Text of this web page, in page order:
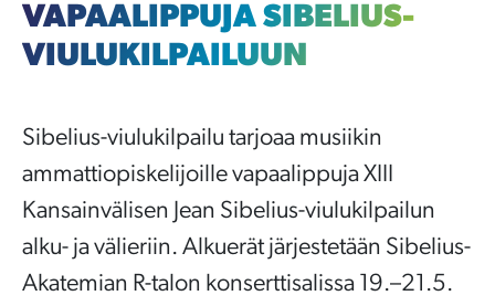
VAPAALIPPUJA SIBELIUS-
VIULUKILPAILUUN
Sibelius-viulukilpailu tarjoaa musiikin
ammattiopiskelijoille vapaalippuja XIII
Kansainvälisen Jean Sibelius-viulukilpailun
alku- ja välieriin. Alkuerät järjestetään Sibelius-
Akatemian R-talon konserttisalissa 19.–21.5.